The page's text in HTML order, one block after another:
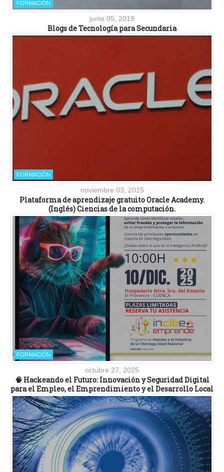
FORMACIÓN
junio 05, 2019
Blogs de Tecnología para Secundaria
FORMACIÓN
noviembre 03, 2015
Plataforma de aprendizaje gratuito Oracle Academy.
(Inglés) Ciencias de la computación.
FORMACIÓN
octubre 27, 2025
🧠 Hackeando el Futuro: Innovación y Seguridad Digital
para el Empleo, el Emprendimiento y el Desarrollo Local